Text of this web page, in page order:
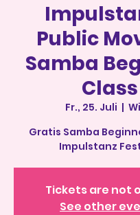
Public
Samba
Class
Fr., 25. Juli
  |
Gratis Samba
Impulstanz
Tickets are not
See other